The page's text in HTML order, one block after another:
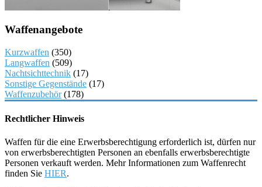
Waffenangebote
Kurzwaffen (350)
Langwaffen (509)
Nachtsichttechnik (17)
Sonstige Gegenstände (17)
Waffenzubehör(178)
Rechtlicher Hinweis
Waffen für die eine Erwerbsberechtigung erforderlich ist, dürfen nur
von erwerbsberechtigten Personen an ebenfalls erwerbsberechtigte
Personen verkauft werden. Mehr Informationen zum Waffenrecht
finden Sie HIER.